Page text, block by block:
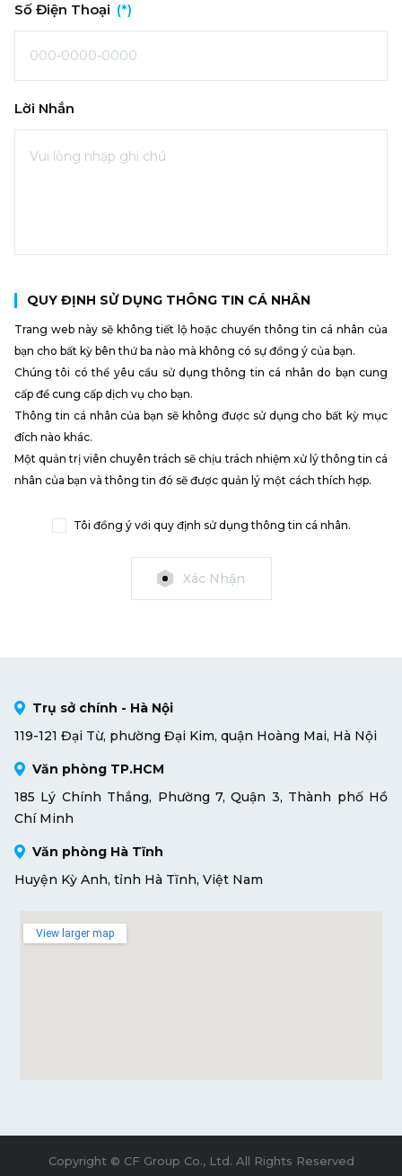
Số Điện Thoại (*)
Lời Nhắn
QUY ĐỊNH SỬ DỤNG THÔNG TIN CÁ NHÂN
Trang web này sẽ không tiết lộ hoặc chuyển thông tin cá nhân của
bạn cho bất kỳ bên thứ ba nào mà không có sự đồng ý của bạn.
Chúng tôi có thể yêu cầu sử dụng thông tin cá nhân do bạn cung
cấp để cung cấp dịch vụ cho bạn.
Thông tin cá nhân của bạn sẽ không được sử dụng cho bất kỳ mục
đích nào khác.
Một quản trị viên chuyên trách sẽ chịu trách nhiệm xử lý thông tin cá
nhân của bạn và thông tin đó sẽ được quản lý một cách thích hợp.
Tôi đồng ý với quy định sử dụng thông tin cá nhân.
Xác Nhận
Trụ sở chính - Hà Nội
119-121 Đại Từ, phường Đại Kim, quận Hoàng Mai, Hà Nội
Văn phòng TP.HCM
185 Lý Chính Thắng, Phường 7, Quận 3, Thành phố Hồ
Chí Minh
Văn phòng Hà Tĩnh
Huyện Kỳ Anh, tỉnh Hà Tĩnh, Việt Nam
View larger map
Copyright © CF Group Co., Ltd. All Rights Reserved